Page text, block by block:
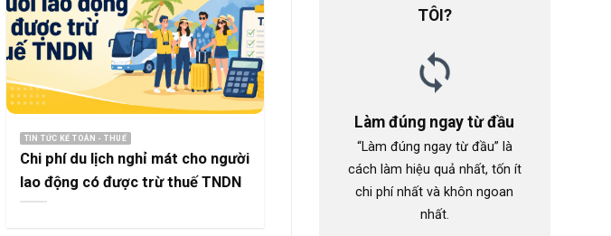
TIN TỨC KẾ TOÁN - THUẾ
Chi phí du lịch nghỉ mát cho người
lao động có được trừ thuế TNDN
TÔI?
Làm đúng ngay từ đầu
“Làm đúng ngay từ đầu” là
cách làm hiệu quả nhất, tốn ít
chi phí nhất và khôn ngoan
nhất.